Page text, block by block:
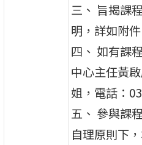
三、 旨揭課
明，詳如附件
四、 如有課
中心主任黃
姐，電話：
五、 參與課
自理原則下